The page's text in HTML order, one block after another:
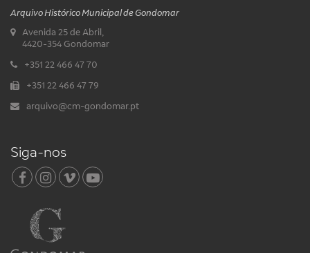
Arquivo Histórico Municipal de Gondomar
Avenida 25 de Abril,
4420-354 Gondomar
+351 22 466 47 70
+351 22 466 47 79
arquivo@cm-gondomar.pt
Siga-nos